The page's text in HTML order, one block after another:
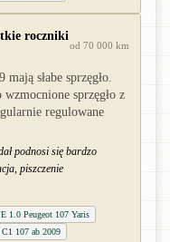
roczniki
od 70 000 km
słabe sprzęgło.
sprzęgło z
regulowane
podnosi się bardzo
piszczenie
1.0 Peugeot 107 Yaris
C1 107 ab 2009